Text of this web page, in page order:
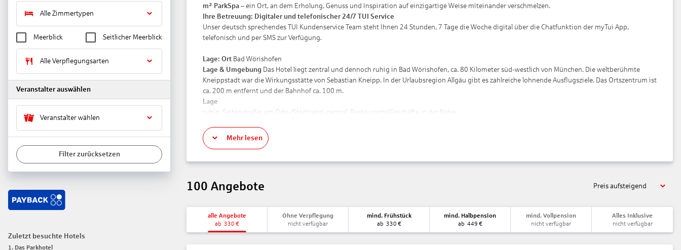
m² ParkSpa – ein Ort, an dem Erholung, Genuss und Inspiration auf einzigartige Weise miteinander verschmelzen.
Ihre Betreuung: Digitaler und telefonischer 24/7 TUI Service
Unser deutsch sprechendes TUI Kundenservice Team steht Ihnen 24 Stunden, 7 Tage die Woche digital über die Chatfunktion der myTui App,
telefonisch und per SMS zur Verfügung.
Lage: Ort Bad Wörishofen
Lage & Umgebung Das Hotel liegt zentral und dennoch ruhig in Bad Wörishofen, ca. 80 Kilometer süd-westlich von München. Die weltberühmte
Kneippstadt war die Wirkungsstätte von Sebastian Kneipp. In der Urlaubsregion Allgäu gibt es zahlreiche lohnende Ausflugsziele. Das Ortszentrum ist
ca. 200 m entfernt und der Bahnhof ca. 100 m.
Lage
ruhig, Seitenstraße, am Orts-/Stadtrand, zentral, Restaurants/Geschäfte in der Nähe
Höhe des Ortes: 630 m
Flughafen Allgäu Airport Memmingen ca. 40 km
Bahnhof ca. 100 m
Golfplatz Golf Club Bad Wörishofen ca. 5 km
Golfplatz Golfclub zu Gut Ludwigsberg ca. 10 km
Mehr lesen
100 Angebote Preis aufsteigend
alle Angebote
ab 330 €
Ohne Verpflegung
nicht verfügbar
mind. Frühstück
ab 330 €
mind. Halbpension
ab 449 €
mind. Vollpension
nicht verfügbar
Alles Inklusive
nicht verfügbar
Alle Zimmertypen
Meerblick Seitlicher Meerblick
Alle Verpflegungsarten
Veranstalter auswählen
Veranstalter wählen
Filter zurücksetzen
Zuletzt besuchte Hotels
1. Das Parkhotel